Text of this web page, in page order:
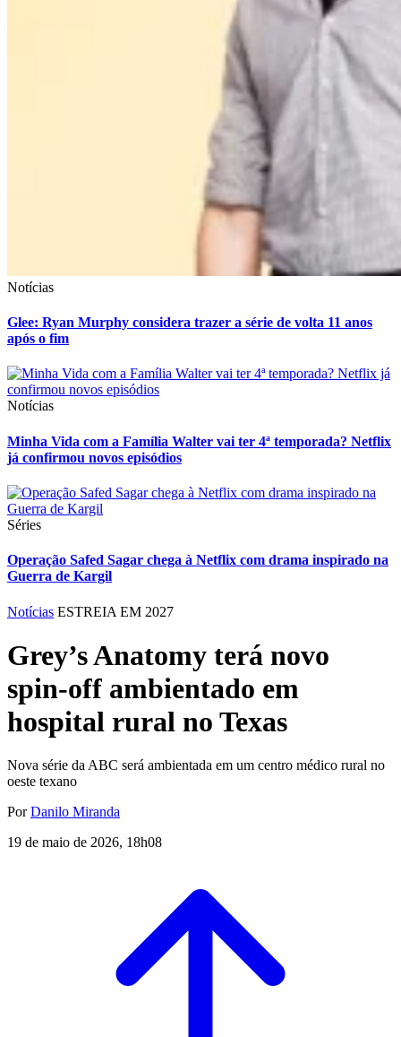
Notícias
Glee: Ryan Murphy considera trazer a série de volta 11 anos
após o fim
Notícias
Minha Vida com a Família Walter vai ter 4ª temporada? Netflix
já confirmou novos episódios
Séries
Operação Safed Sagar chega à Netflix com drama inspirado na
Guerra de Kargil
Notícias ESTREIA EM 2027
Grey’s Anatomy terá novo
spin-off ambientado em
hospital rural no Texas
Nova série da ABC será ambientada em um centro médico rural no
oeste texano
PorDanilo Miranda
19 de maio de 2026, 18h08